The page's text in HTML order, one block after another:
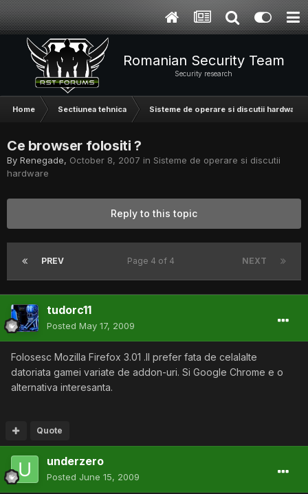
Romanian Security Team
Security research
Home Sectiunea tehnica Sisteme de operare si discutii hardware
Ce browser folositi ?
By Renegade, October 8, 2007 in Sisteme de operare si discutii
hardware
Reply to this topic
PREV NEXT
Page 4 of 4
tudorc11
Posted May 17, 2009
Folosesc Mozilla Firefox 3.01 .Il prefer fata de celalalte
datoriata gamei variate de addon-uri. Si Google Chrome e o
alternativa interesanta.
Quote
underzero
Posted June 15, 2009